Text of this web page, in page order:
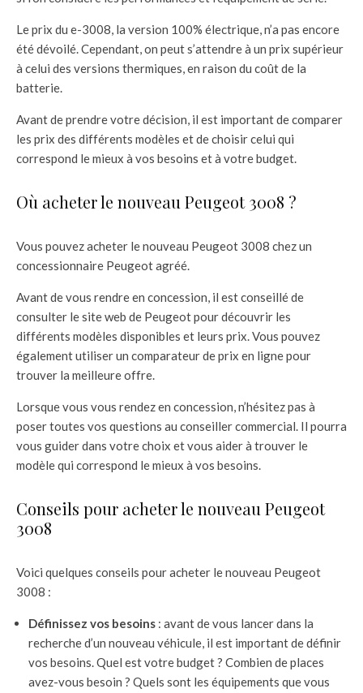
Le prix du e-3008, la version 100% électrique, n’a pas encore
été dévoilé. Cependant, on peut s’attendre à un prix supérieur
à celui des versions thermiques, en raison du coût de la
batterie.
Avant de prendre votre décision, il est important de comparer
les prix des différents modèles et de choisir celui qui
correspond le mieux à vos besoins et à votre budget.
Où acheter le nouveau Peugeot 3008 ?
Vous pouvez acheter le nouveau Peugeot 3008 chez un
concessionnaire Peugeot agréé.
Avant de vous rendre en concession, il est conseillé de
consulter le site web de Peugeot pour découvrir les
différents modèles disponibles et leurs prix. Vous pouvez
également utiliser un comparateur de prix en ligne pour
trouver la meilleure offre.
Lorsque vous vous rendez en concession, n’hésitez pas à
poser toutes vos questions au conseiller commercial. Il pourra
vous guider dans votre choix et vous aider à trouver le
modèle qui correspond le mieux à vos besoins.
Conseils pour acheter le nouveau Peugeot
3008
Voici quelques conseils pour acheter le nouveau Peugeot
3008 :
Définissez vos besoins : avant de vous lancer dans la
recherche d’un nouveau véhicule, il est important de définir
vos besoins. Quel est votre budget ? Combien de places
avez-vous besoin ? Quels sont les équipements que vous